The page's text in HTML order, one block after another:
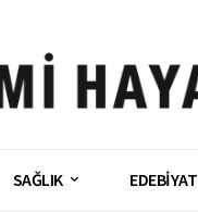
SAĞLIK EDEBİYAT